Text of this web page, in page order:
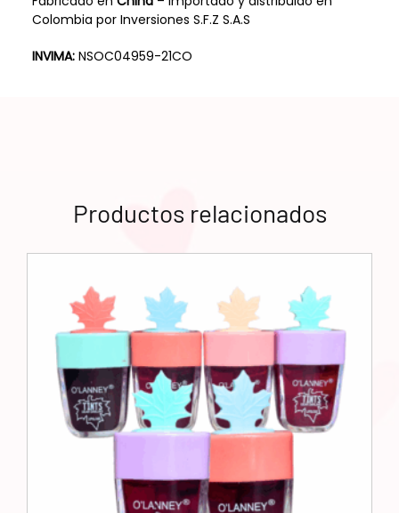
Colombia por Inversiones S.F.Z S.A.S
INVIMA:NSOC04959-21CO
Productos relacionados